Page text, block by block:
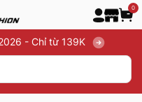
0
- Chỉ từ 139K